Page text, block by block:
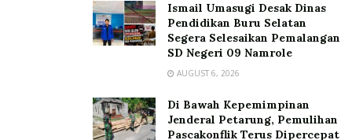
Ismail Umasugi Desak Dinas
Pendidikan Buru Selatan
Segera Selesaikan Pemalangan
SD Negeri 09 Namrole
AUGUST 6, 2026
Di Bawah Kepemimpinan
Jenderal Petarung, Pemulihan
Pascakonflik Terus Dipercepat